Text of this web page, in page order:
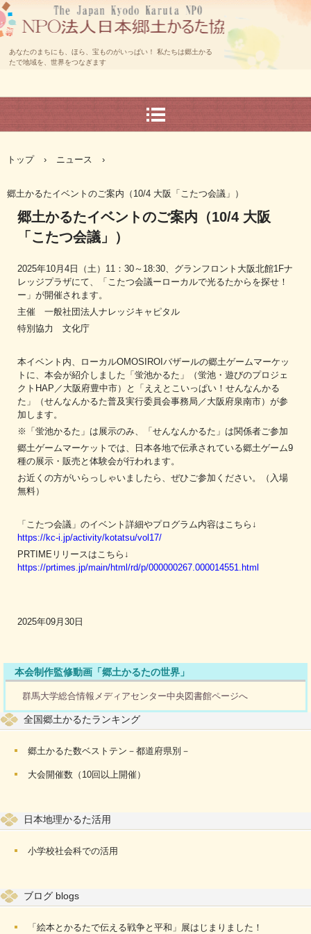
あなたのまちにも、ほら、宝ものがいっぱい！ 私たちは郷土かる
たで地域を、世界をつなぎます
トップ › ニュース ›
郷土かるたイベントのご案内（10/4 大阪「こたつ会議」）
郷土かるたイベントのご案内（10/4 大阪
「こたつ会議」）
2025年10月4日（土）11：30～18:30、グランフロント大阪北館1Fナ
レッジプラザにて、「こたつ会議ーローカルで光るたからを探せ！
ー」が開催されます。
主催 一般社団法人ナレッジキャピタル
特別協力 文化庁
本イベント内、ローカルOMOSIROIバザールの郷土ゲームマーケッ
トに、本会が紹介しました「蛍池かるた」（蛍池・遊びのプロジェ
クトHAP／大阪府豊中市）と「ええとこいっぱい！せんなんかる
た」（せんなんかるた普及実行委員会事務局／大阪府泉南市）が参
加します。
※「蛍池かるた」は展示のみ、「せんなんかるた」は関係者ご参加
郷土ゲームマーケットでは、日本各地で伝承されている郷土ゲーム9
種の展示・販売と体験会が行われます。
お近くの方がいらっしゃいましたら、ぜひご参加ください。（入場
無料）
「こたつ会議」のイベント詳細やプログラム内容はこちら↓
https://kc-i.jp/activity/kotatsu/vol17/
PRTIMEリリースはこちら↓
https://prtimes.jp/main/html/rd/p/000000267.000014551.html
2025年09月30日
本会制作監修動画「郷土かるたの世界」
群馬大学総合情報メディアセンター中央図書館ページへ
全国郷土かるたランキング
郷土かるた数ベストテン－都道府県別－
大会開催数（10回以上開催）
日本地理かるた活用
小学校社会科での活用
ブログ blogs
「絵本とかるたで伝える戦争と平和」展はじまりました！